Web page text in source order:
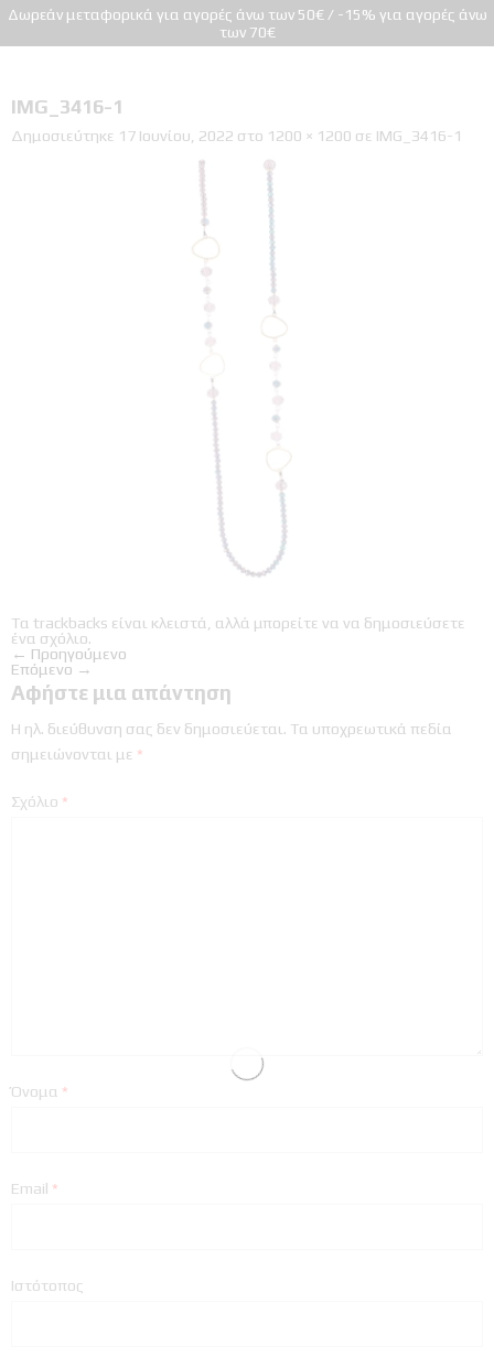
Δωρεάν μεταφορικά για αγορές άνω των 50€ / -15% για αγορές άνω
των 70€
IMG_3416-1
Δημοσιεύτηκε 17 Ιουνίου, 2022 στο 1200 × 1200 σε IMG_3416-1
Τα trackbacks είναι κλειστά, αλλά μπορείτε να να δημοσιεύσετε
ένα σχόλιο.
← Προηγούμενο
Επόμενο →
Αφήστε μια απάντηση
Η ηλ. διεύθυνση σας δεν δημοσιεύεται. Τα υποχρεωτικά πεδία
σημειώνονται με *
Σχόλιο *
Όνομα *
Email *
Ιστότοπος